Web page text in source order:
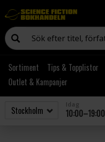
Sortiment Tips & Topplistor
Outlet & Kampanjer
10:00–19:00